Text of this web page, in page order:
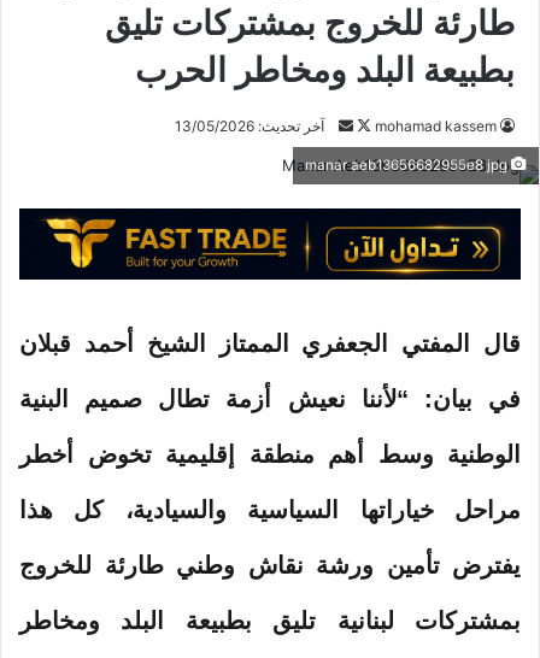
طارئة للخروج بمشتركات تليق
بطبيعة البلد ومخاطر الحرب
mohamad kassem
ت
ب
ع
ع
ل
س
ل
ر
ا
ر
ن
آخر تحديث: 13/05/2026
manar aeb13656682955e8 jpg
قال المفتي الجعفري الممتاز الشيخ أحمد قبلان
في بيان: “لأننا نعيش أزمة تطال صميم البنية
الوطنية وسط أهم منطقة إقليمية تخوض أخطر
مراحل خياراتها السياسية والسيادية، كل هذا
يفترض تأمين ورشة نقاش وطني طارئة للخروج
بمشتركات لبنانية تليق بطبيعة البلد ومخاطر